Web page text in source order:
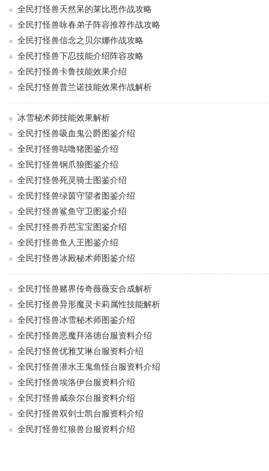
全民打怪兽天然呆的莱比恩作战攻略
全民打怪兽咏春弟子阵容推荐作战攻略
全民打怪兽信念之贝尔娜作战攻略
全民打怪兽下忍技能介绍阵容攻略
全民打怪兽卡鲁技能效果介绍
全民打怪兽普兰诺技能效果作战解析
冰雪秘术师技能效果解析
全民打怪兽吸血鬼公爵图鉴介绍
全民打怪兽咕噜猪图鉴介绍
全民打怪兽钢爪狼图鉴介绍
全民打怪兽死灵骑士图鉴介绍
全民打怪兽绿茵守望者图鉴介绍
全民打怪兽鲨鱼守卫图鉴介绍
全民打怪兽乔芭宝宝图鉴介绍
全民打怪兽鱼人王图鉴介绍
全民打怪兽冰殿秘术师图鉴介绍
全民打怪兽赌界传奇薇薇安合成解析
全民打怪兽异形魔灵卡莉属性技能解析
全民打怪兽冰雪秘术师图鉴介绍
全民打怪兽恶魔拜洛德台服资料介绍
全民打怪兽优雅艾琳台服资料介绍
全民打怪兽潜水王鬼鱼怪台服资料介绍
全民打怪兽埃洛伊台服资料介绍
全民打怪兽威奈尔台服资料介绍
全民打怪兽双剑士凯台服资料介绍
全民打怪兽红狼兽台服资料介绍